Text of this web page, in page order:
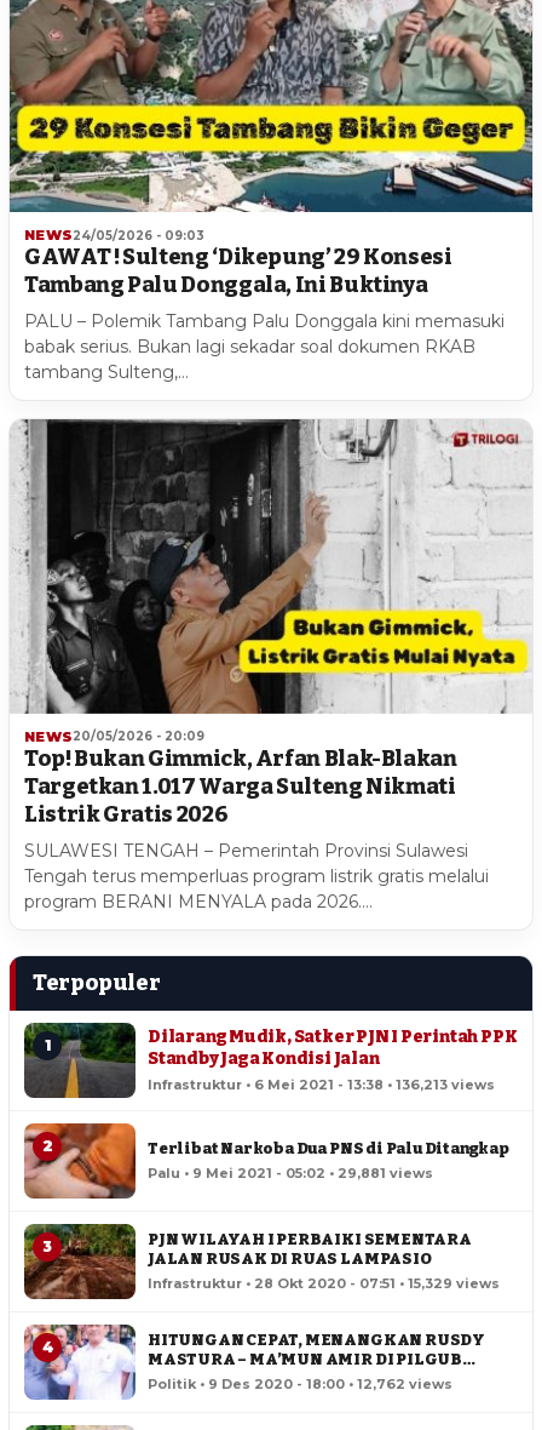
NEWS24/05/2026 - 09:03
GAWAT ! Sulteng ‘Dikepung’ 29 Konsesi
Tambang Palu Donggala, Ini Buktinya
PALU – Polemik Tambang Palu Donggala kini memasuki
babak serius. Bukan lagi sekadar soal dokumen RKAB
tambang Sulteng,…
NEWS20/05/2026 - 20:09
Top! Bukan Gimmick, Arfan Blak-Blakan
Targetkan 1.017 Warga Sulteng Nikmati
Listrik Gratis 2026
SULAWESI TENGAH – Pemerintah Provinsi Sulawesi
Tengah terus memperluas program listrik gratis melalui
program BERANI MENYALA pada 2026.…
Terpopuler
1
Dilarang Mudik, Satker PJN I Perintah PPK
Standby Jaga Kondisi Jalan
Infrastruktur • 6 Mei 2021 - 13:38 • 136,213 views
2 Terlibat Narkoba Dua PNS di Palu Ditangkap
Palu • 9 Mei 2021 - 05:02 • 29,881 views
3
PJN WILAYAH I PERBAIKI SEMENTARA
JALAN RUSAK DI RUAS LAMPASIO
Infrastruktur • 28 Okt 2020 - 07:51 • 15,329 views
4
HITUNGAN CEPAT, MENANGKAN RUSDY
MASTURA – MA’MUN AMIR DI PILGUB
SULTENG
Politik • 9 Des 2020 - 18:00 • 12,762 views